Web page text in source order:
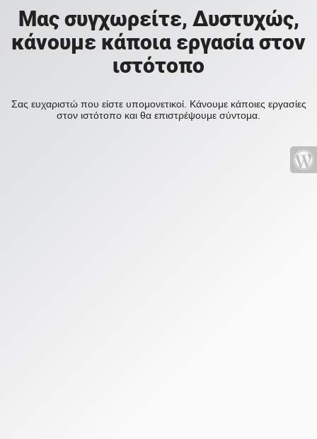
Μας συγχωρείτε, Δυστυχώς,
κάνουμε κάποια εργασία στον
ιστότοπο
Σας ευχαριστώ που είστε υπομονετικοί. Κάνουμε κάποιες εργασίες
στον ιστότοπο και θα επιστρέψουμε σύντομα.